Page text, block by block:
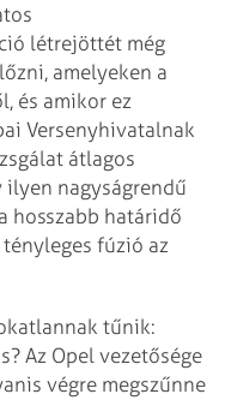
létrejöttét még
amelyeken a
és amikor ez
Versenyhivatalnak
átlagos
nagyságrendű
hosszabb határidő
fúzió az
tűnik:
Az Opel vezetősége
végre megszűnne